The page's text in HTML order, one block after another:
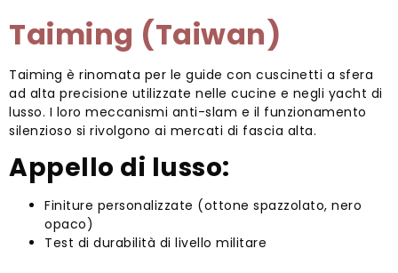
Taiming (Taiwan)
Taiming è rinomata per le guide con cuscinetti a sfera
ad alta precisione utilizzate nelle cucine e negli yacht di
lusso. I loro meccanismi anti-slam e il funzionamento
silenzioso si rivolgono ai mercati di fascia alta.
Appello di lusso:
Finiture personalizzate (ottone spazzolato, nero
opaco)
Test di durabilità di livello militare